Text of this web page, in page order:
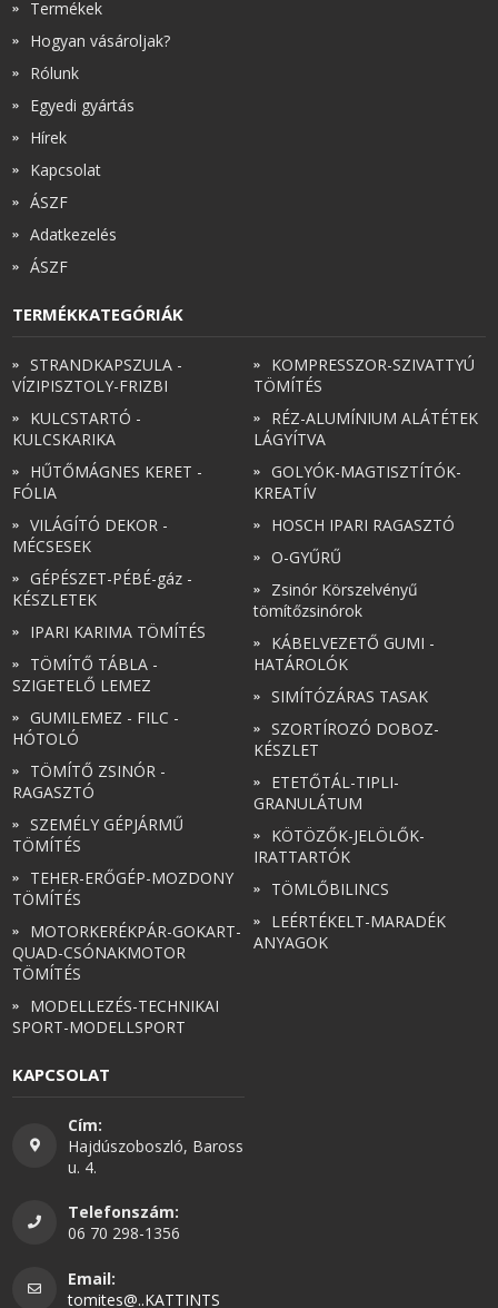
Termékek
Hogyan vásároljak?
Rólunk
Egyedi gyártás
Hírek
Kapcsolat
ÁSZF
Adatkezelés
ÁSZF
TERMÉKKATEGÓRIÁK
STRANDKAPSZULA -
VÍZIPISZTOLY-FRIZBI
KULCSTARTÓ -
KULCSKARIKA
HŰTŐMÁGNES KERET -
FÓLIA
VILÁGÍTÓ DEKOR -
MÉCSESEK
GÉPÉSZET-PÉBÉ-gáz -
KÉSZLETEK
IPARI KARIMA TÖMÍTÉS
TÖMÍTŐ TÁBLA -
SZIGETELŐ LEMEZ
GUMILEMEZ - FILC -
HÓTOLÓ
TÖMÍTŐ ZSINÓR -
RAGASZTÓ
SZEMÉLY GÉPJÁRMŰ
TÖMÍTÉS
TEHER-ERŐGÉP-MOZDONY
TÖMÍTÉS
MOTORKERÉKPÁR-GOKART-
QUAD-CSÓNAKMOTOR
TÖMÍTÉS
MODELLEZÉS-TECHNIKAI
SPORT-MODELLSPORT
KOMPRESSZOR-SZIVATTYÚ
TÖMÍTÉS
RÉZ-ALUMÍNIUM ALÁTÉTEK
LÁGYÍTVA
GOLYÓK-MAGTISZTÍTÓK-
KREATÍV
HOSCH IPARI RAGASZTÓ
O-GYŰRŰ
Zsinór Körszelvényű
tömítőzsinórok
KÁBELVEZETŐ GUMI -
HATÁROLÓK
SIMÍTÓZÁRAS TASAK
SZORTÍROZÓ DOBOZ-
KÉSZLET
ETETŐTÁL-TIPLI-
GRANULÁTUM
KÖTÖZŐK-JELÖLŐK-
IRATTARTÓK
TÖMLŐBILINCS
LEÉRTÉKELT-MARADÉK
ANYAGOK
KAPCSOLAT
Cím:
Hajdúszoboszló, Baross
u. 4.
Telefonszám:
06 70 298-1356
Email:
tomites@..KATTINTS